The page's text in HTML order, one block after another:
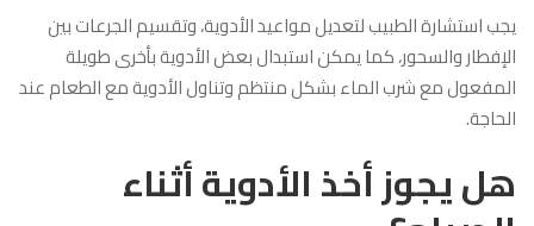
يجب استشارة الطبيب لتعديل مواعيد الأدوية، وتقسيم الجرعات بين
الإفطار والسحور، كما يمكن استبدال بعض الأدوية بأخرى طويلة
المفعول مع شرب الماء بشكل منتظم وتناول الأدوية مع الطعام عند
الحاجة.
هل يجوز أخذ الأدوية أثناء